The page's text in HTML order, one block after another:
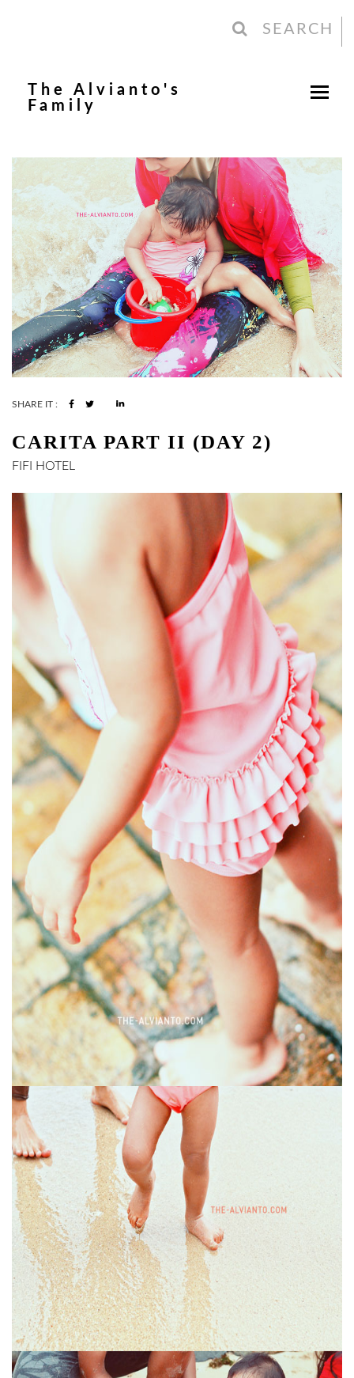
SEARCH
The Alvianto's
Family
SHARE IT :
CARITA PART II (DAY 2)
FIFI HOTEL